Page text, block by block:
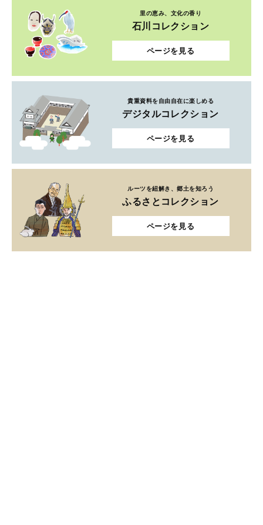
里の恵み、文化の香り
石川コレクション
ページを見る
貴重資料を自由自在に楽しめる
デジタルコレクション
ページを見る
ルーツを紐解き、郷土を知ろう
ふるさとコレクション
ページを見る